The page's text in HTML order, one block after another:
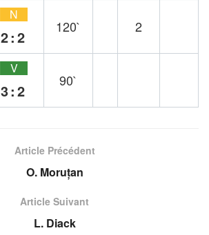
N
2:2
120` 2
V
3:2
90`
Article Précédent
O. Moruțan
Article Suivant
L. Diack